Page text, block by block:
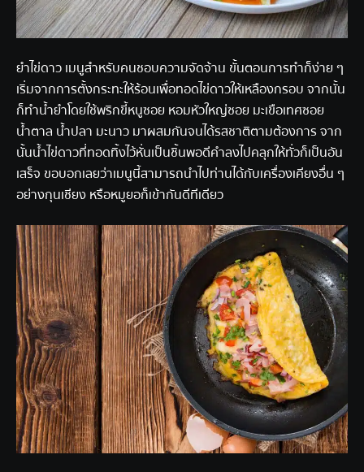
ยำไข่ดาว เมนูสำหรับคนชอบความจัดจ้าน ขั้นตอนการทำก็ง่าย ๆ
เริ่มจากการตั้งกระทะให้ร้อนเพื่อทอดไข่ดาวให้เหลืองกรอบ จากนั้น
ก็ทำน้ำยำโดยใช้พริกขี้หนูซอย หอมหัวใหญ่ซอย มะเขือเทศซอย
น้ำตาล น้ำปลา มะนาว มาผสมกันจนได้รสชาติตามต้องการ จาก
นั้นน้ำไข่ดาวที่ทอดทิ้งไว้หั่นเป็นชิ้นพอดีคำลงไปคลุกให้ทั่วก็เป็นอัน
เสร็จ ขอบอกเลยว่าเมนูนี้สามารถนำไปท่านได้กับเครื่องเคียงอื่น ๆ
อย่างกุนเชียง หรือหมูยอก็เข้ากันดีทีเดียว